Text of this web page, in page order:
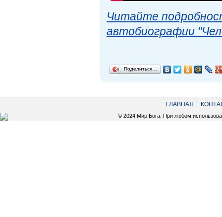
Читайте
автобиографии
Поделиться…
ГЛАВНАЯ
© 2024 Мир Бога. При любом